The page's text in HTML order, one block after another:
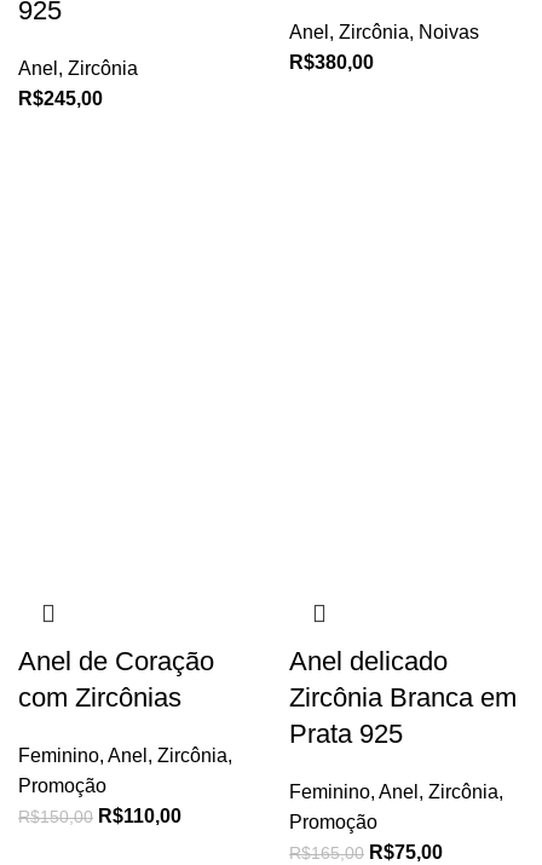
925
Anel , Zircônia
R$245,00
Anel , Zircônia, Noivas
R$380,00
Anel de Coração
com Zircônias
Feminino, Anel , Zircônia,
Promoção
R$150,00 R$110,00
Anel delicado
Zircônia Branca em
Prata 925
Feminino, Anel , Zircônia,
Promoção
R$165,00 R$75,00